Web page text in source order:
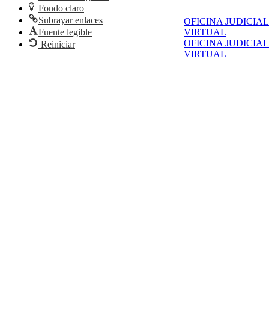
OFICINA JUDICIAL
VIRTUAL
OFICINA JUDICIAL
VIRTUAL
Fondo claro
Subrayar enlaces
Fuente legible
Reiniciar